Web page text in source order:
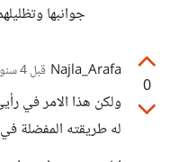
جوانبها
0
Najla_Arafa قبل 4 سنوات
ولكن هذا الامر في
له طريقته المفضلة